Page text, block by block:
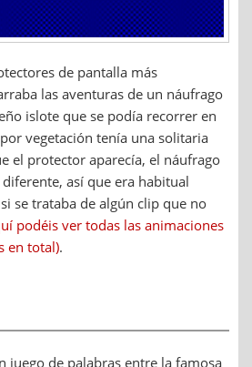
de pantalla más
las aventuras de un náufrago
islote que se podía recorrer en
vegetación tenía una solitaria
el protector aparecía, el náufrago
así que era habitual
se trataba de algún clip que no
podéis ver todas las animaciones
en total).
juego de palabras entre la famosa